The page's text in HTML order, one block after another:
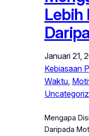
Lebih
Januari 21,
Kebiasaan
Waktu,
Mengapa
Daripada